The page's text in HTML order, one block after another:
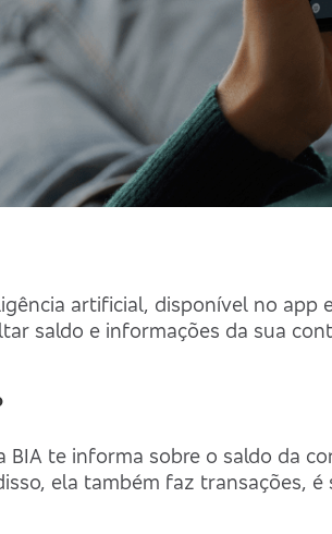
artificial, disponível no
saldo e informações da sua
BIA te informa sobre o saldo da
ela também faz transações,